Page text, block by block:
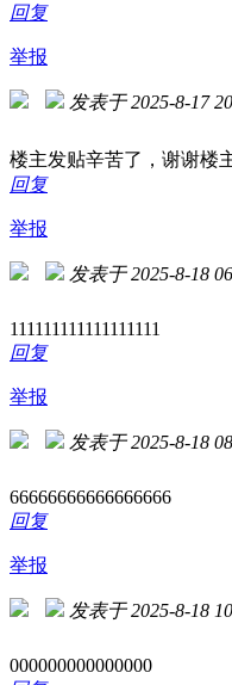
回复
举报
发表于 2025-8-17
楼主发贴辛苦了，谢谢楼
回复
举报
发表于 2025-8-18
111111111111111111
回复
举报
发表于 2025-8-18
66666666666666666
回复
举报
发表于 2025-8-18
000000000000000